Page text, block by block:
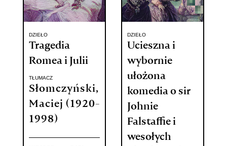
DZIEŁO
Tragedia
Romea i Julii
TŁUMACZ
Słomczyński,
Maciej (1920-
1998)
DZIEŁO
Ucieszna i
wybornie
ułożona
komedia o sir
Johnie
Falstaffie i
wesołych